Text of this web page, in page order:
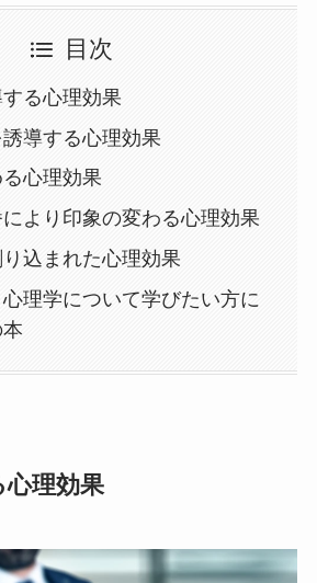
目次
る心理効果
導する心理効果
心理効果
より印象の変わる心理効果
込まれた心理効果
理学について学びたい方に
理効果